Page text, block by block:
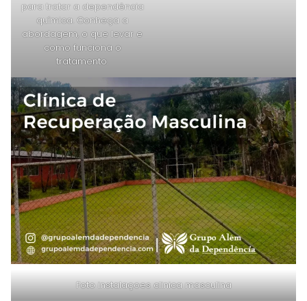
para tratar a dependência
química. Conheça a
abordagem, o que levar e
como funciona o
tratamento.
Foto instalaçoes clinica masculina